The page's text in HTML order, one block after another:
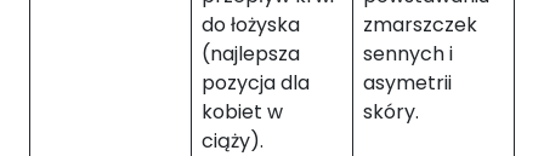
do łożyska
(najlepsza
pozycja dla
kobiet w
ciąży).
zmarszczek
sennych i
asymetrii
skóry.